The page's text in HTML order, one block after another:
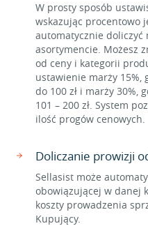
W prosty sposób
wskazując procentowo
automatycznie doliczyć
asortymencie. Możesz
od ceny i kategorii
ustawienie marży 15%,
do 100 zł i marży 30%,
101 – 200 zł. System
ilość progów cenowych.
Doliczanie prowizji
Sellasist może
obowiązującej w danej
koszty prowadzenia
Kupujący.